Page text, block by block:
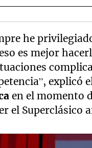
he
es mejor
explicó
en el momento
el Superclásico